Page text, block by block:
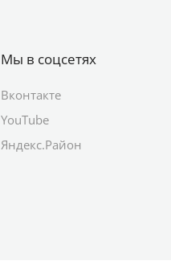
Мы в соцсетях
Вконтакте
YouTube
Яндекс.Район